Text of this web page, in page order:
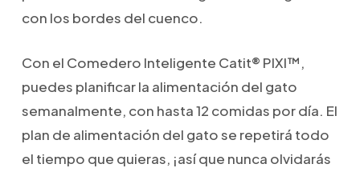
con los bordes del cuenco.
Con el Comedero Inteligente Catit® PIXI™,
puedes planificar la alimentación del gato
semanalmente, con hasta 12 comidas por día. El
plan de alimentación del gato se repetirá todo
el tiempo que quieras, ¡así que nunca olvidarás